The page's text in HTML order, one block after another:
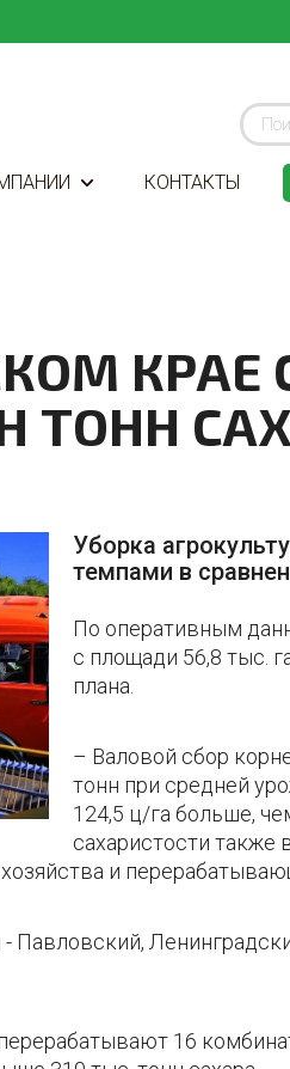
КОНТАКТЫ
КРАЕ
ТОНН
Уборка
темпами в
По оперативным
с площади 56,8 тыс.
плана.
– Валовой сбор
тонн при средней
124,5 ц/га больше,
сахаристости
и
Павловский,
16